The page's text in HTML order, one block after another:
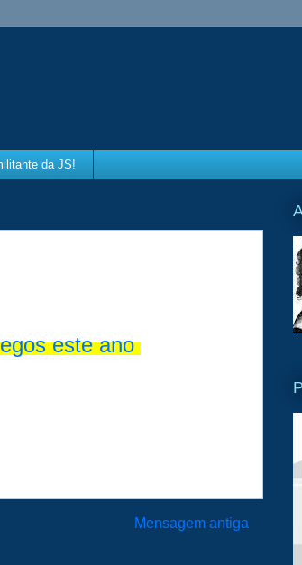
da JS!
este ano
Mensagem antiga